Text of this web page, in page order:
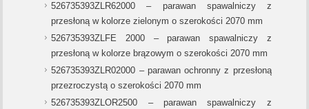
526735393ZLR62000 – parawan spawalniczy z
przesłoną w kolorze zielonym o szerokości 2070 mm
526735393ZLFE 2000 – parawan spawalniczy z
przesłoną w kolorze brązowym o szerokości 2070 mm
526735393ZLR02000 – parawan ochronny z przesłoną
przezroczystą o szerokości 2070 mm
526735393ZLOR2500 – parawan spawalniczy z